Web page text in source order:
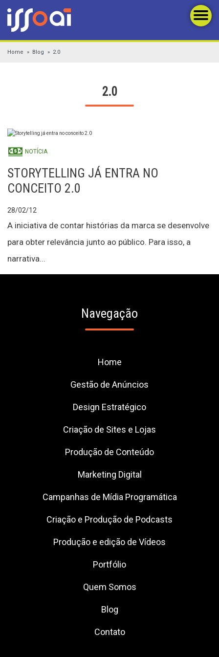
Home Blog 2.0
2.0
NOTÍCIA
STORYTELLING JÁ ENTRA NO
CONCEITO 2.0
28/02/12
A iniciativa de contar histórias da marca se desenvolve
para obter relevância junto ao público. Para isso, a
narrativa...
Navegação
Home
Gestão de Anúncios
Design Estratégico
Criação de Sites e Lojas
Produção de Conteúdo
Marketing Digital
Campanhas de Mídia Programática
Criação e Produção de Podcasts
Produção e edição de Vídeos
Portfólio
Quem Somos
Blog
Contato